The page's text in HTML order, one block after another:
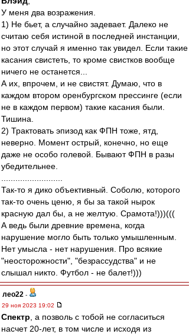
У меня два возражения.
1) Не бьет, а случайно задевает. Далеко не
считаю себя истиной в последней инстанции,
но этот случай я именно так увидел. Если такие
касания свистеть, то кроме свистков вообще
ничего не останется...
А их, впрочем, и не свистят. Думаю, что в
каждом втором оренбургском прессинге (если
не в каждом первом) такие касания были.
Тишина.
2) Трактовать эпизод как ФПН тоже, ятд,
неверно. Момент острый, конечно, но еще
даже не особо голевой. Бывают ФПН в разы
убедительнее.
Так-то я дико объективный. Соболю, которого
так-то очень ценю, я бы за такой нырок
красную дал бы, а не желтую. Срамота!)))(((
А ведь были древние времена, когда
нарушение могло быть только умышленным.
Нет умысла - нет нарушения. Про всякие
"неосторожности", "безрассудства" и не
слышал никто. Футбол - не балет!)))
лео22 -
29 ноя 2023 19:02
Спектр , а позволь с тобой не согласиться
насчет 20-лет, в том числе и исходя из